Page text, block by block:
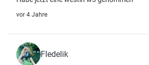
vor 4 Jahre
Fledelik